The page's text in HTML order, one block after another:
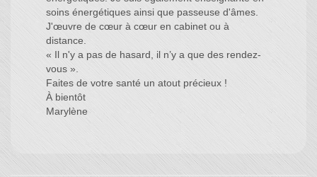
soins énergétiques ainsi que passeuse d'âmes.
J'œuvre de cœur à cœur en cabinet ou à
distance.
« Il n'y a pas de hasard, il n’y a que des rendez-
vous ».
Faites de votre santé un atout précieux !
À bientôt
Marylène